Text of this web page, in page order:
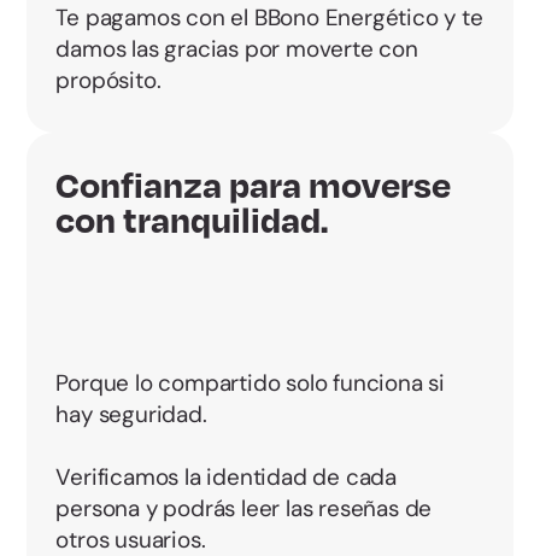
Te pagamos con el BBono Energético y te
damos las gracias por moverte con
propósito.
Confianza para moverse
con tranquilidad.
Porque lo compartido solo funciona si
hay seguridad.
Verificamos la identidad de cada
persona y podrás leer las reseñas de
otros usuarios.